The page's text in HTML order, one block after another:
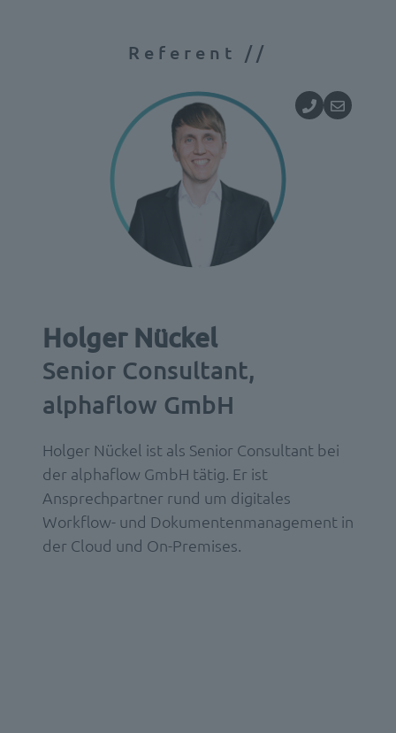
Referent //
Holger Nückel
Senior Consultant,
alphaflow GmbH
Holger Nückel ist als Senior Consultant bei
der alphaflow GmbH tätig. Er ist
Ansprechpartner rund um digitales
Workflow- und Dokumentenmanagement in
der Cloud und On-Premises.